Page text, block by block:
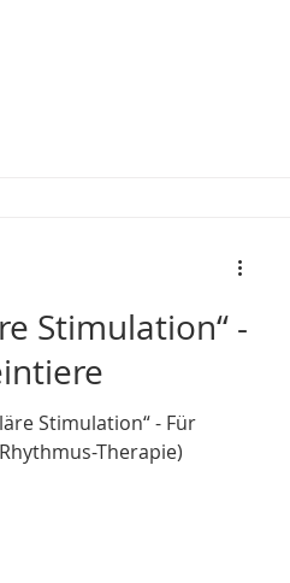
Stimulation“ -
Stimulation“ - Für
Therapie)